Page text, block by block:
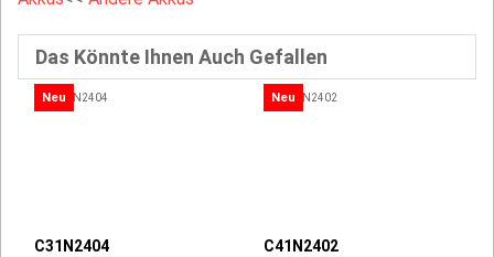
Das Könnte Ihnen Auch Gefallen
Neu
C31N2404
Neu
C41N2402